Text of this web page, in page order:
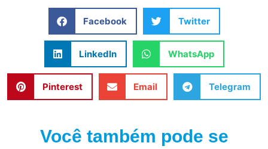
Facebook Twitter
LinkedIn WhatsApp
Pinterest Email Telegram
Você também pode se